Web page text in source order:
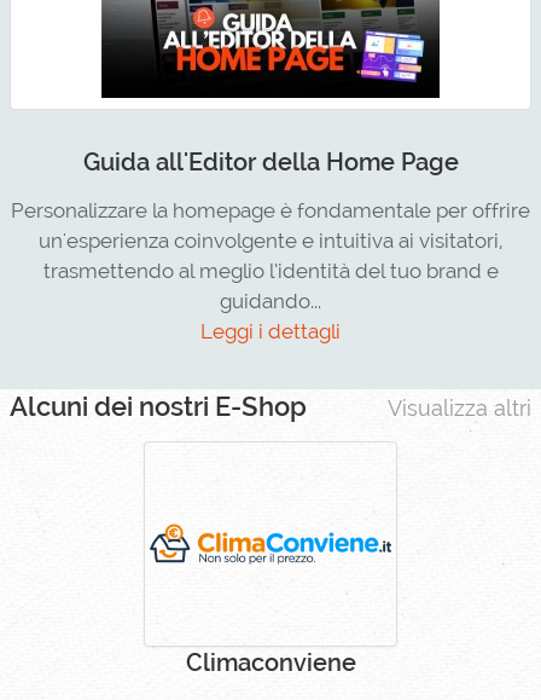
Guida all'Editor della Home Page
Personalizzare la homepage è fondamentale per offrire
un'esperienza coinvolgente e intuitiva ai visitatori,
trasmettendo al meglio l’identità del tuo brand e
guidando...
Leggi i dettagli
Alcuni dei nostri E-Shop Visualizza altri
Climaconviene